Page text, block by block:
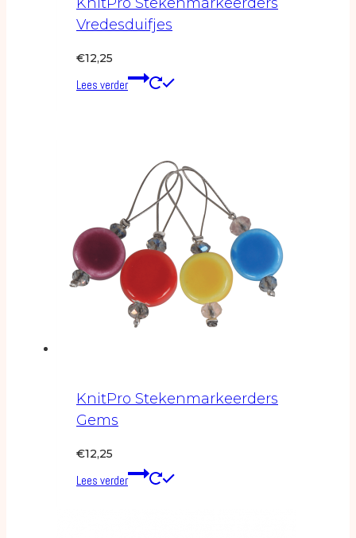
Vredesduifjes
€12,25
Lees verder
KnitPro Stekenmarkeerders
Gems
€12,25
Lees verder